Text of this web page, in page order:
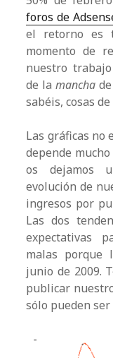
foros de
el retorno es
momento de
nuestro
de la manchade
sabéis, cosas
Las gráficas no
depende
os dejamos
evolución de
ingresos por
Las dos
expectativas
malas porque
junio de 2009.
publicar
sólo pueden